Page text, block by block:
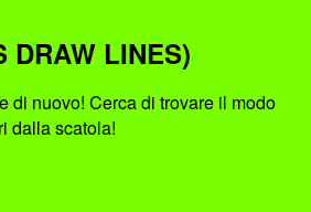
DRAW LINES)
di nuovo! Cerca di trovare il modo
dalla scatola!